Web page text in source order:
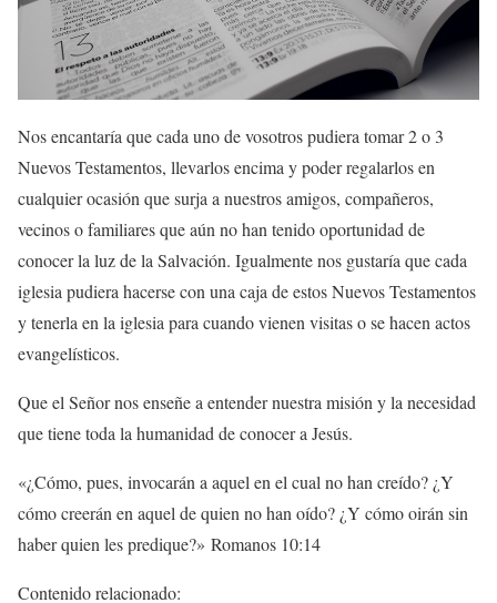
Nos encantaría que cada uno de vosotros pudiera tomar 2 o 3
Nuevos Testamentos, llevarlos encima y poder regalarlos en
cualquier ocasión que surja a nuestros amigos, compañeros,
vecinos o familiares que aún no han tenido oportunidad de
conocer la luz de la Salvación. Igualmente nos gustaría que cada
iglesia pudiera hacerse con una caja de estos Nuevos Testamentos
y tenerla en la iglesia para cuando vienen visitas o se hacen actos
evangelísticos.
Que el Señor nos enseñe a entender nuestra misión y la necesidad
que tiene toda la humanidad de conocer a Jesús.
«¿Cómo, pues, invocarán a aquel en el cual no han creído? ¿Y
cómo creerán en aquel de quien no han oído? ¿Y cómo oirán sin
haber quien les predique?» Romanos 10:14
Contenido relacionado: